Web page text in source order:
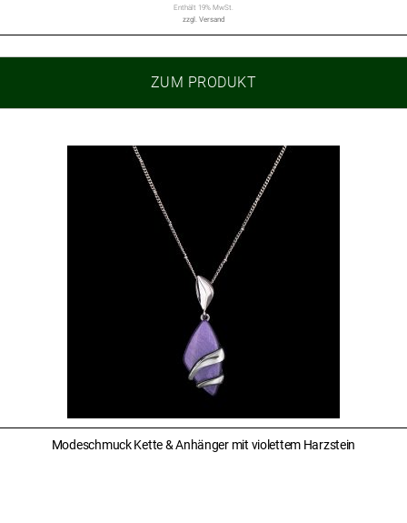
Enthält 19% MwSt.
zzgl. Versand
ZUM PRODUKT
Modeschmuck Kette & Anhänger mit violettem Harzstein